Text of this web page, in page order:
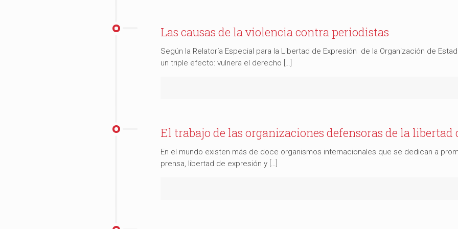
Las causas de la violencia contra periodistas
Según la Relatoría Especial para la Libertad de Expresión de la Organización de
un triple efecto: vulnera el derecho […]
El trabajo de las organizaciones defensoras de la libertad
En el mundo existen más de doce organismos internacionales que se dedican a
prensa, libertad de expresión y […]